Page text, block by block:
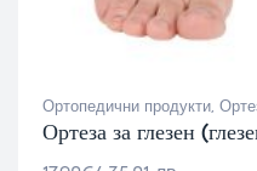
Ортопедични продукти,
Ортеза за глезен